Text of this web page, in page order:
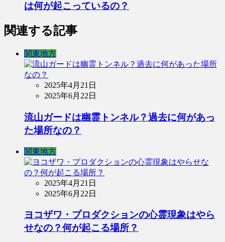
は何が起こっているの？
関連する記事
関東地方
2025年4月21日
2025年6月22日
流山ガードは幽霊トンネル？過去に何があっ
た場所なの？
関東地方
2025年4月21日
2025年6月22日
ヨコザワ・プロダクションの心霊現象はやら
せなの？何が起こる場所？